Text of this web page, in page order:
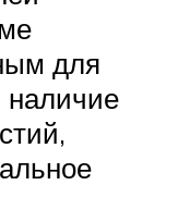
для
наличие